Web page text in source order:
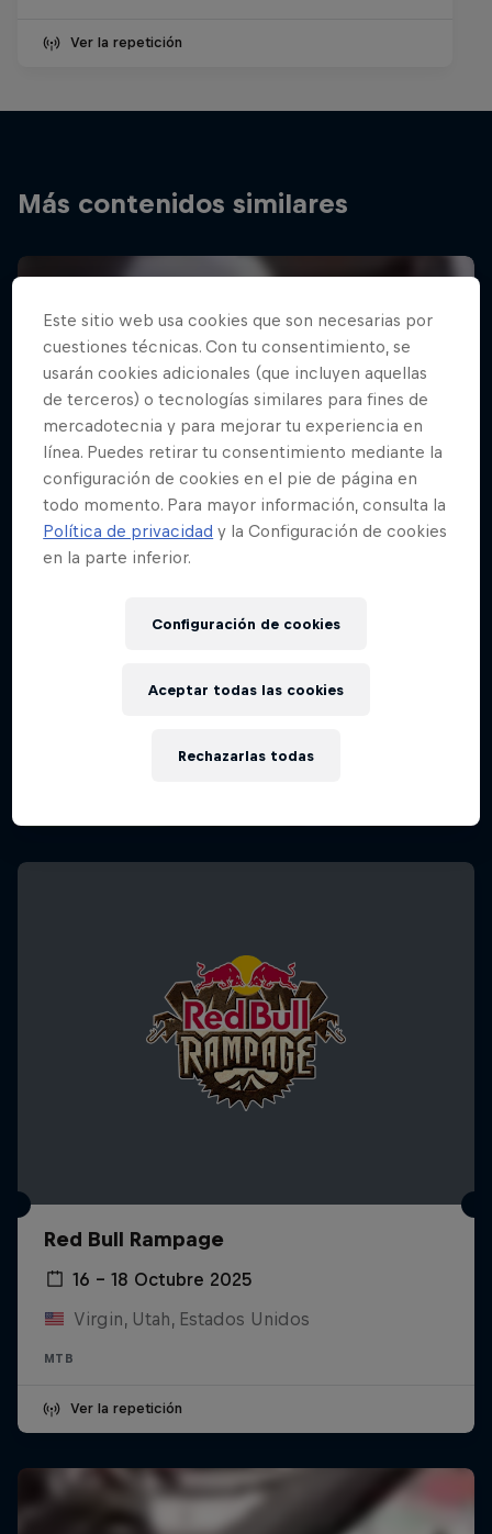
Ver la repetición
Más contenidos similares
Red Bull Rampage
16 – 18 Octubre 2025
Virgin, Utah, Estados Unidos
MTB
Ver la repetición
Este sitio web usa cookies que son necesarias por
cuestiones técnicas. Con tu consentimiento, se
usarán cookies adicionales (que incluyen aquellas
de terceros) o tecnologías similares para fines de
mercadotecnia y para mejorar tu experiencia en
línea. Puedes retirar tu consentimiento mediante la
configuración de cookies en el pie de página en
todo momento. Para mayor información, consulta la
Política de privacidad y la Configuración de cookies
en la parte inferior.
Configuración de cookies
Rechazarlas todas
Aceptar todas las cookies